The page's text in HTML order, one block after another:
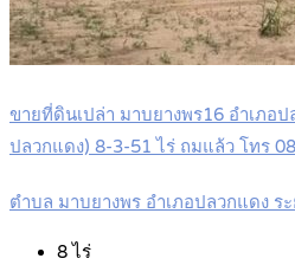
ขายที่ดินเปล่า มาบยางพร16 อำเภอ
ปลวกแดง) 8-3-51 ไร่ ถมแล้ว โทร
ตำบล มาบยางพร อำเภอปลวกแดง ร
8ไร่